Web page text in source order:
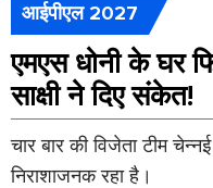
आईपीएल 2027
एमएस धोनी के घर
साक्षी ने दिए संकेत!
चार बार की विजेता टीम
निराशाजनक रहा है।